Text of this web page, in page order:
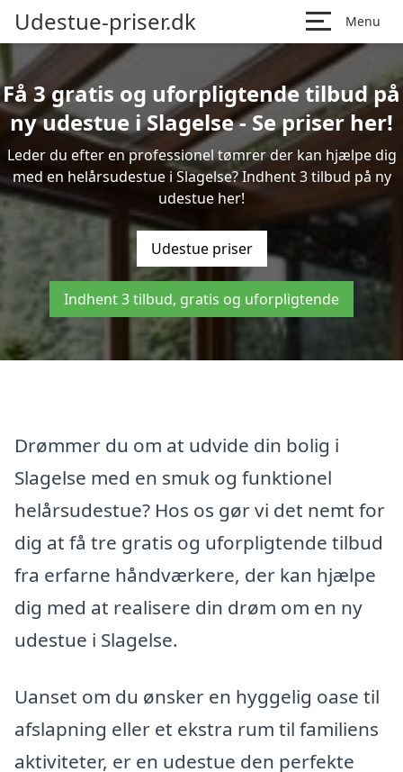
Udestue-priser.dk Menu
Få 3 gratis og uforpligtende tilbud på
ny udestue i Slagelse - Se priser her!
Leder du efter en professionel tømrer der kan hjælpe dig
med en helårsudestue i Slagelse? Indhent 3 tilbud på ny
udestue her!
Udestue priser
Indhent 3 tilbud, gratis og uforpligtende
Drømmer du om at udvide din bolig i
Slagelse med en smuk og funktionel
helårsudestue? Hos os gør vi det nemt for
dig at få tre gratis og uforpligtende tilbud
fra erfarne håndværkere, der kan hjælpe
dig med at realisere din drøm om en ny
udestue i Slagelse.
Uanset om du ønsker en hyggelig oase til
afslapning eller et ekstra rum til familiens
aktiviteter, er en udestue den perfekte